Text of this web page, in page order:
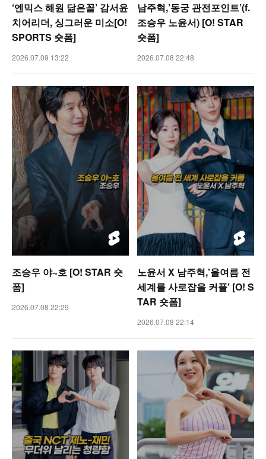
‘엔믹스 해원 닮은꼴’ 감서윤
치어리더, 싱그러운 미소[O!
SPORTS 숏폼]
2026.07.09 13:22
남주혁,’동궁 관전포인트’(f.
조승우 노윤서) [O! STAR
숏폼]
2026.07.08 22:48
조승우 야~호 [O! STAR 숏
폼]
2026.07.08 22:29
노윤서 X 남주혁,’올여름 전
세계를 사로잡을 커플’ [O! S
TAR 숏폼]
2026.07.08 22:14